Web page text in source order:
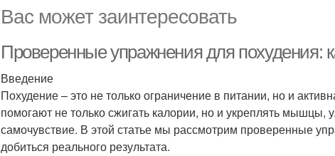
Вас может заинтересовать
Проверенные упражнения для похудения:
Введение
Похудение – это не только ограничение в питании, но и
помогают не только сжигать калории, но и укреплять
самочувствие. В этой статье мы рассмотрим проверенные
добиться реального результата.